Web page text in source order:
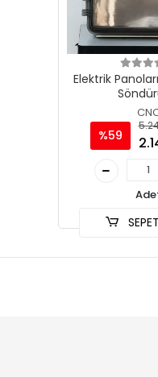
Elektrik
%59